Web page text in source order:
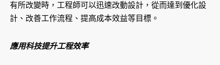
有所改變時，工程師可以迅速改動設計，從而達到優化設
計、改善工作流程、提高成本效益等目標。
應用科技提升工程效率